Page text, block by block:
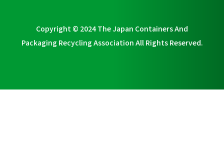
Copyright © 2024 The Japan Containers And
Packaging Recycling Association All Rights Reserved.